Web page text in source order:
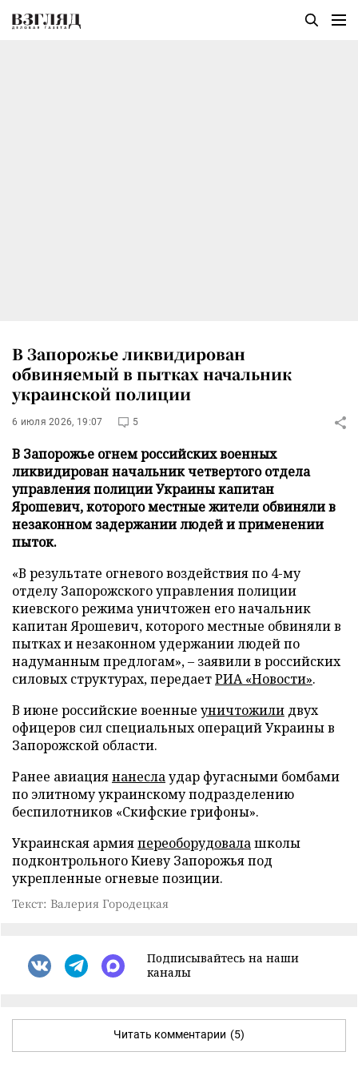
В Запорожье ликвидирован
обвиняемый в пытках начальник
украинской полиции
6 июля 2026, 19:07 5
В Запорожье огнем российских военных
ликвидирован начальник четвертого отдела
управления полиции Украины капитан
Ярошевич, которого местные жители обвиняли в
незаконном задержании людей и применении
пыток.
«В результате огневого воздействия по 4-му
отделу Запорожского управления полиции
киевского режима уничтожен его начальник
капитан Ярошевич, которого местные обвиняли в
пытках и незаконном удержании людей по
надуманным предлогам», – заявили в российских
силовых структурах, передаетРИА «Новости».
В июне российские военные уничтожили двух
офицеров сил специальных операций Украины в
Запорожской области.
Ранее авиациянанеслаудар фугасными бомбами
по элитному украинскому подразделению
беспилотников «Скифские грифоны».
Украинская армияпереоборудовалашколы
подконтрольного Киеву Запорожья под
укрепленные огневые позиции.
Текст: Валерия Городецкая
Подписывайтесь на наши
каналы
Читать комментарии (5)